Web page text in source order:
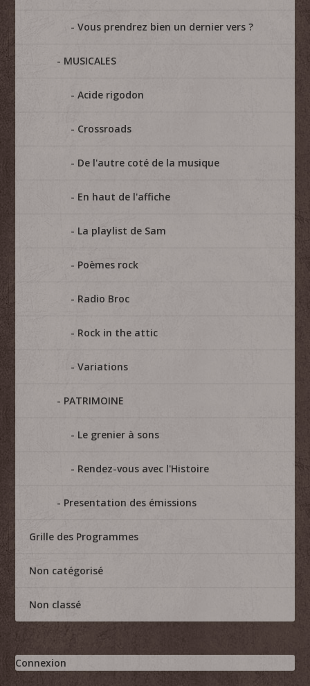
Vous prendrez bien un dernier vers ?
MUSICALES
Acide rigodon
Crossroads
De l'autre coté de la musique
En haut de l'affiche
La playlist de Sam
Poèmes rock
Radio Broc
Rock in the attic
Variations
PATRIMOINE
Le grenier à sons
Rendez-vous avec l'Histoire
Presentation des émissions
Grille des Programmes
Non catégorisé
Non classé
Connexion